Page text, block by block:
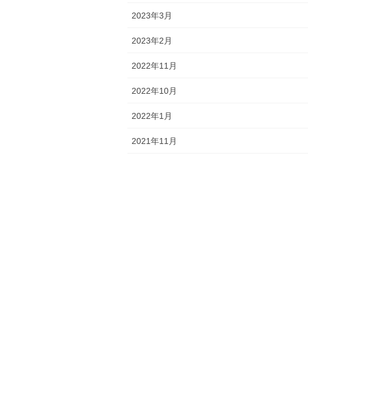
2023年3月
2023年2月
2022年11月
2022年10月
2022年1月
2021年11月